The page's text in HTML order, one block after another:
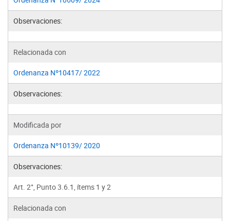
Observaciones:
Relacionada con
Ordenanza Nº10417/ 2022
Observaciones:
Modificada por
Ordenanza Nº10139/ 2020
Observaciones:
Art. 2°, Punto 3.6.1, ítems 1 y 2
Relacionada con